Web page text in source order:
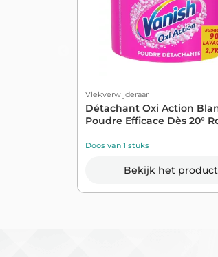
Vlekverwijderaar
Détachant Oxi Action
Poudre Efficace Dès 20°
Doos van 1 stuks
Bekijk het product